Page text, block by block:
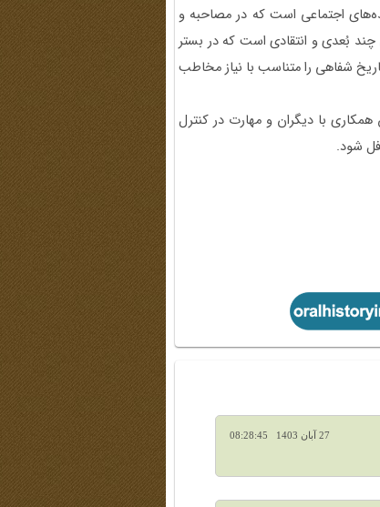
اجتماعی است که در مصاحبه و
چند بُعدی و انتقادی است که در بستر
شفاهی را متناسب با نیاز مخاطب
همکاری با دیگران و مهارت در کنترل
شود.
27 آبان 1403 08:28:45